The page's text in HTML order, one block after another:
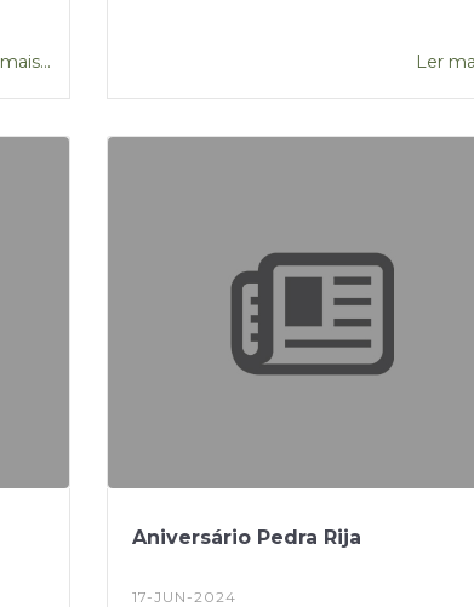
Ler
Aniversário Pedra Rija
17-JUN-2024